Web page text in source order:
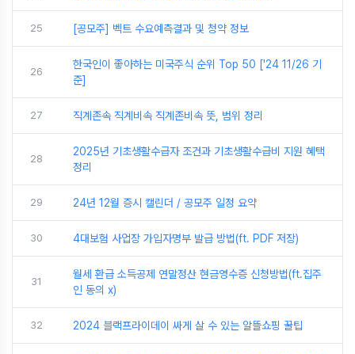
25 [공모주] 벡트 수요예측결과 및 청약 정보
26
한국인이 좋아하는 미국주식 순위 Top 50 ['24 11/26 기
준]
27 직계존속 직계비속 직계존비속 뜻, 범위 정리
28
2025년 기초생활수급자 조건과 기초생활수급비 지원 혜택
정리
29 24년 12월 증시 캘린더 / 공모주 일정 요약
30 4대보험 사업장 가입자명부 발급 방법(ft. PDF 저장)
31
월세 환급 소득공제 연말정산 현금영수증 신청방법(ft.집주
인 동의 x)
32 2024 블랙프라이데이 싸게 살 수 있는 알뜰쇼핑 꿀팁